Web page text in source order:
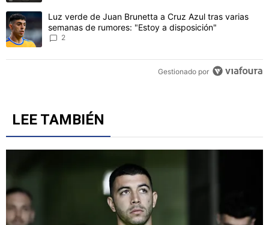
Un artículo de tendencia con el título "Luz verde de Juan
Luz verde de Juan Brunetta a Cruz Azul tras varias
semanas de rumores: "Estoy a disposición"
2
Gestionado por
LEE TAMBIÉN